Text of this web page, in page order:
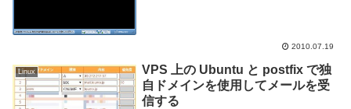
2010.07.19
Linux
VPS 上の Ubuntu と postfix で独
自ドメインを使用してメールを受
信する